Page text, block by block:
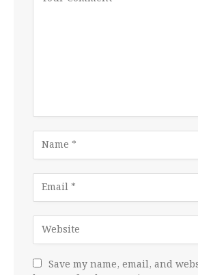
Save my name, email, and